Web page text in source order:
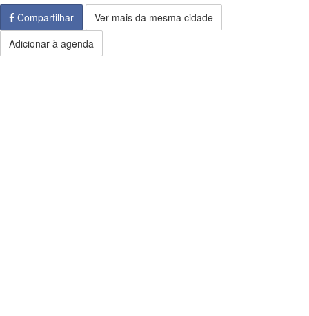
Compartilhar
Ver mais da mesma cidade
Adicionar à agenda